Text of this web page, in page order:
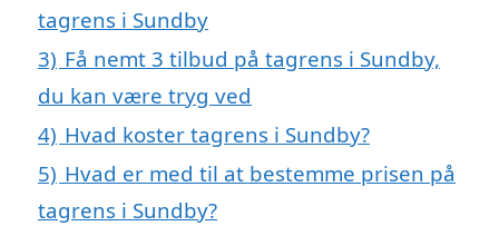
tagrens i Sundby
3) Få nemt 3 tilbud på tagrens i Sundby,
du kan være tryg ved
4) Hvad koster tagrens i Sundby?
5) Hvad er med til at bestemme prisen på
tagrens i Sundby?